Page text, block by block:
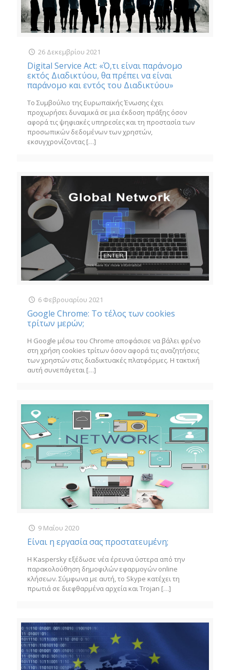
26 Δεκεμβρίου 2021
Digital Service Act: «Ό,τι είναι παράνομο
εκτός Διαδικτύου, θα πρέπει να είναι
παράνομο και εντός του Διαδικτύου»
Το Συμβούλιο της Ευρωπαϊκής Ένωσης έχει
προχωρήσει δυναμικά σε μια έκδοση πράξης όσον
αφορά τις ψηφιακές υπηρεσίες και τη προστασία των
προσωπικών δεδομένων των χρηστών,
εκσυγχρονίζοντας […]
6 Φεβρουαρίου 2021
Google Chrome: Το τέλος των cookies
τρίτων μερών;
Η Google μέσω του Chrome αποφάσισε να βάλει φρένο
στη χρήση cookies τρίτων όσον αφορά τις αναζητήσεις
των χρηστών στις διαδικτυακές πλατφόρμες. Η τακτική
αυτή συνεπάγεται […]
9 Μαΐου 2020
Είναι η εργασία σας προστατευμένη;
Η Kaspersky εξέδωσε νέα έρευνα ύστερα από την
παρακολούθηση δημοφιλών εφαρμογών online
κλήσεων. Σύμφωνα με αυτή, το Skype κατέχει τη
πρωτιά σε διεφθαρμένα αρχεία και Trojan […]